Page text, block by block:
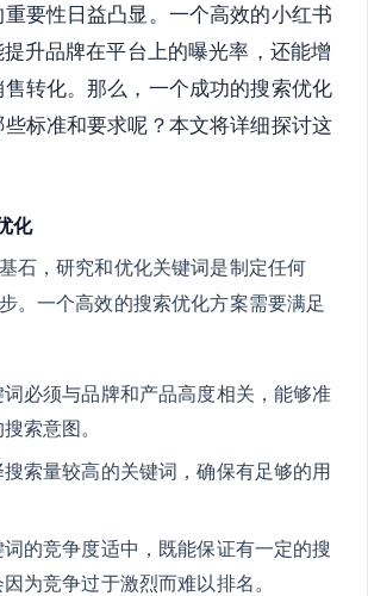
要性日益凸显。一个高效的小红书
升品牌在平台上的曝光率，还能增
转化。那么，一个成功的搜索优化
标准和要求呢？本文将详细探讨这
化
石，研究和优化关键词是制定任何
。一个高效的搜索优化方案需要满足
词必须与品牌和产品高度相关，能够准
索意图。
搜索量较高的关键词，确保有足够的用
词的竞争度适中，既能保证有一定的搜
为竞争过于激烈而难以排名。